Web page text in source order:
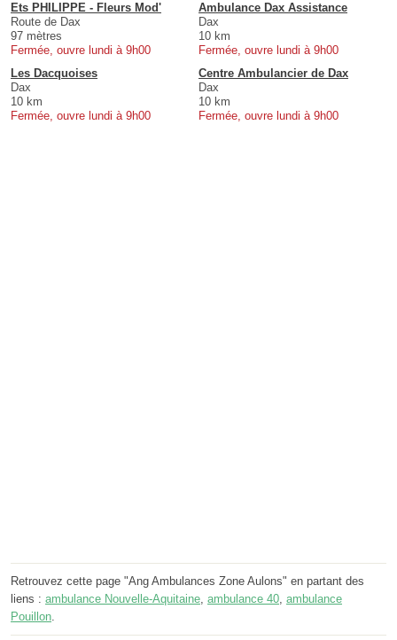
Ets PHILIPPE - Fleurs Mod'
Route de Dax
97 mètres
Fermée, ouvre lundi à 9h00
Ambulance Dax Assistance
Dax
10 km
Fermée, ouvre lundi à 9h00
Les Dacquoises
Dax
10 km
Fermée, ouvre lundi à 9h00
Centre Ambulancier de Dax
Dax
10 km
Fermée, ouvre lundi à 9h00
Retrouvez cette page "Ang Ambulances Zone Aulons" en partant des
liens : ambulance Nouvelle-Aquitaine, ambulance 40, ambulance
Pouillon.